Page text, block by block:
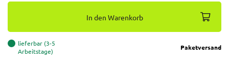
In den Warenkorb
lieferbar (3-5
Arbeitstage)
Paketversand